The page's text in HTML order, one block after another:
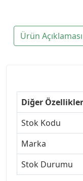
Ürün Açıklaması
Diğer Özellikler
Stok Kodu
Marka
Stok Durumu